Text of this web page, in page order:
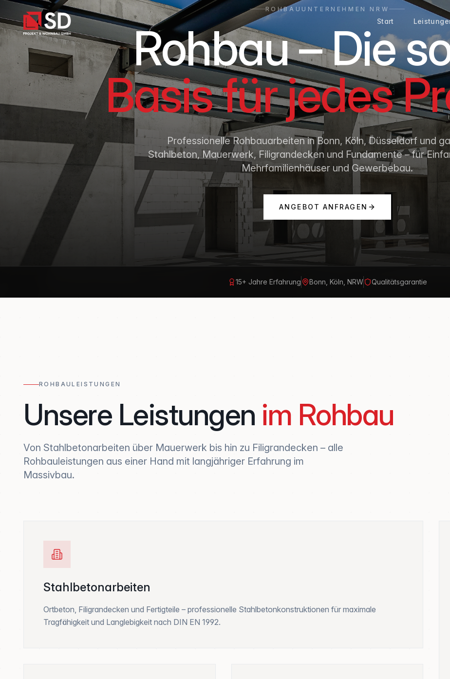
Start
ROHBAUUNTERNEHMEN NRW
Rohbau – Die
Basis für jedes
Professionelle Rohbauarbeiten in Bonn, Köln, Düsseldorf und
Stahlbeton, Mauerwerk, Filigrandecken und Fundamente – für
Mehrfamilienhäuser und Gewerbebau.
ANGEBOT ANFRAGEN
15+ Jahre Erfahrung Bonn, Köln, NRW Qualitätsgarantie
ROHBAULEISTUNGEN
Unsere Leistungen im Rohbau
Von Stahlbetonarbeiten über Mauerwerk bis hin zu Filigrandecken – alle
Rohbauleistungen aus einer Hand mit langjähriger Erfahrung im
Massivbau.
Stahlbetonarbeiten
Ortbeton, Filigrandecken und Fertigteile – professionelle Stahlbetonkonstruktionen für maximale
Tragfähigkeit und Langlebigkeit nach DIN EN 1992.